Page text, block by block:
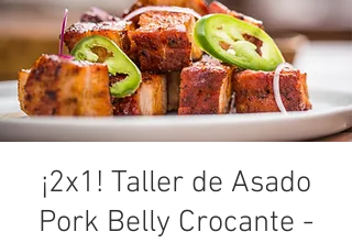
¡2x1! Taller de Asado
Pork Belly Crocante -